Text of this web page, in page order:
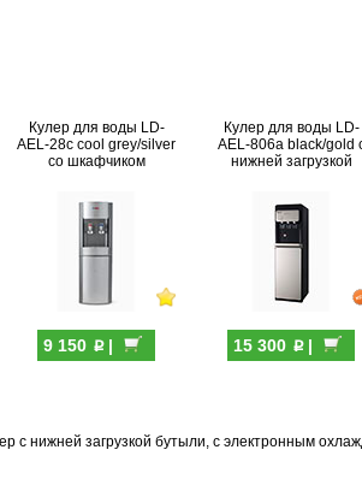
Кулер для воды LD-
AEL-28c cool grey/silver
со шкафчиком
9 150 p|
Кулер для воды LD-
AEL-806a black/gold
нижней загрузкой
15 300 p|
с нижней загрузкой бутыли, с электронным